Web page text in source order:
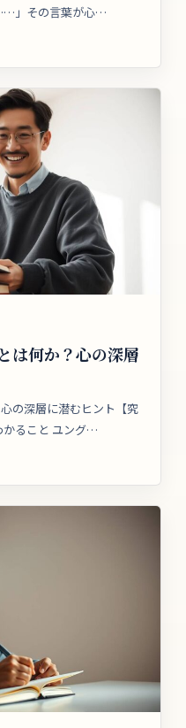
」その言葉が心…
は何か？心の深層
の深層に潜むヒント【究
かること ユング…